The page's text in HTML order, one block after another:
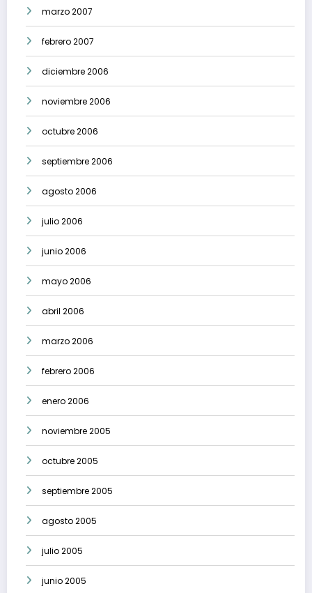
marzo 2007
febrero 2007
diciembre 2006
noviembre 2006
octubre 2006
septiembre 2006
agosto 2006
julio 2006
junio 2006
mayo 2006
abril 2006
marzo 2006
febrero 2006
enero 2006
noviembre 2005
octubre 2005
septiembre 2005
agosto 2005
julio 2005
junio 2005